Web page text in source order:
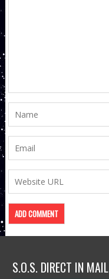
S.O.S. DIRECT IN MAIL